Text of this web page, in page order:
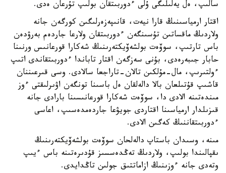
سالىپ، ەل يەلىلىگى ۇلى ءدوربىتقان بولىپ تۇرعان ەدى.
اقتار ارمياسىنىڭ قارا نيەت، قانىپەزەرلىگىن كورگەن جانە
ولاردىڭ ماقساتىن تۇسىنگەن ءدوربىتقان ولارعا جاردەم بەرۋدەن
باس تارتىپ، سوۆەت بولشەۆيكتەرىنىڭ شەكارا قورعانىس ورنىنا
حابار جىبەرەدى، بۇنى سەزگەن اقتار تاباندا ءدوربىتقاندى اتىپ
ءولتىرىپ، مال-مۇلكىن تالان-تاراجعا سالادى. وسى قىرعىننان
قاشىپ قۇتىلعان بالا دالەلقان ەل باسىنا تونگەن اۋىرلىقتى ءوز
مىندەتىنە الادى دا، سوۆەت شەكارا قورعانىسىنا بارادى جانە
قىزىلدار ارمياسىنا اقتاردى جويۋعا جاردەمدەسىپ، اعاسى
ءدوربىتقاننىڭ كەگىن الادى.
مىنە، وسىدان باستاپ دالەلحان سوۆەت بولشەۆيكتەرىنىڭ
ىقپالىندا بولىپ، ولاردىڭ تەڭدەسسىز قۇدىرەتىنە باس ءيىپ
وتەدى جانە ءوزىنىڭ ازاماتتىق جولىن تاڭدايدى.